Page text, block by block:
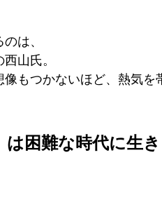
は、
山氏。
もつかないほど、熱気
は困難な時代に生